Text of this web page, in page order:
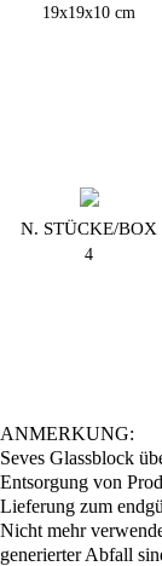
19x19x10 cm
N. STÜCKE/BOX
4
ANMERKUNG:
Seves Glassblock
Entsorgung von
Lieferung zum
Nicht mehr
generierter Abfall